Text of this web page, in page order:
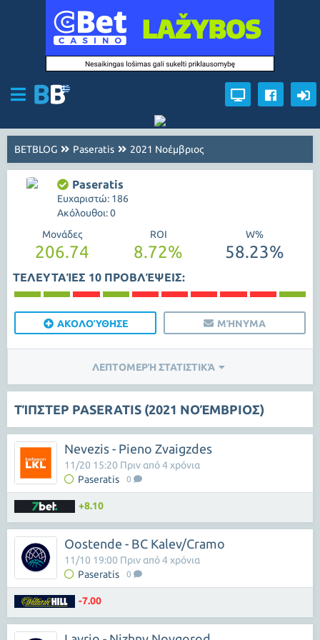
BETBLOG Paseratis 2021 Νοέμβριος
Paseratis
Ευχαριστώ: 186
Ακόλουθοι: 0
Μονάδες
206.74
ROI
8.72%
W%
58.23%
ΤΕΛΕΥΤΑΊΕΣ 10 ΠΡΟΒΛΈΨΕΙΣ:
ΑΚΟΛΟΎΘΗΣΕ ΜΉΝΥΜΑ
ΛΕΠΤΟΜΕΡΉ ΣΤΑΤΙΣΤΙΚΆ
ΤΊΠΣΤΕΡ PASERATIS (2021 ΝΟΈΜΒΡΙΟΣ)
Nevezis - Pieno Zvaigzdes
Paseratis 0
11/20 15:20 Πριν από 4 χρόνια
+8.10
Oostende - BC Kalev/Cramo
Paseratis 0
11/10 19:00 Πριν από 4 χρόνια
-7.00